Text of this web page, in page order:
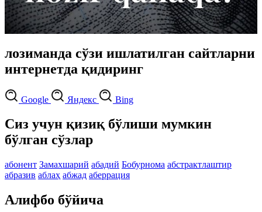
лозиманда сўзи ишлатилган сайтларни
интернетда қидиринг
Google Яндекс Bing
Сиз учун қизиқ бўлиши мумкин
бўлган сўзлар
абонент Замахшарий абадий Бобурнома абстрактлаштир
абразив аблаҳ абжад аберрация
Алифбо бўйича